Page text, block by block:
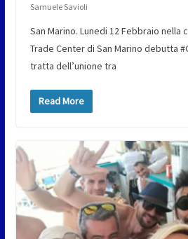
Samuele Savioli
San Marino. Lunedi 12 Febbraio nella
Trade Center di San Marino debutta
tratta dell’unione tra
Read More